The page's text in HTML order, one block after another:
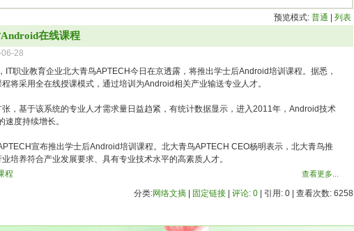
预览模式: 普通 列表
在线课程
28
业教育企业北大青鸟APTECH今日在京透露，将推出学士后Android培训课程。据悉，
将采用全在线授课模式，通过培训为Android相关产业输送专业人才。
基于该系统的专业人才需求量日益趋紧，有统计数据显示，进入2011年，Android技术
度持续增长。
宣布推出学士后Android培训课程。北大青鸟APTECH CEO杨明表示，北大青鸟推
培养符合产业发展要求、具有专业技术水平的高素质人才。
查看更多...
程
分类:网络文摘| 固定链接| 评论: 0| 引用: 0 | 查看次数: 6258